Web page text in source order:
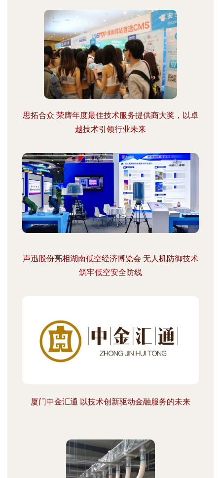
思拓合众 荣膺年度最佳技术服务提供商大奖，以卓
越技术引领行业未来
声迅股份亮相湖南低空经济博览会 无人机防御技术
筑牢低空安全防线
厦门中金汇通 以技术创新驱动金融服务的未来